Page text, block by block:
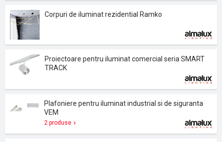
Corpuri de iluminat rezidential Ramko
Proiectoare pentru iluminat comercial seria SMART
TRACK
Plafoniere pentru iluminat industrial si de siguranta
VEM
2 produse